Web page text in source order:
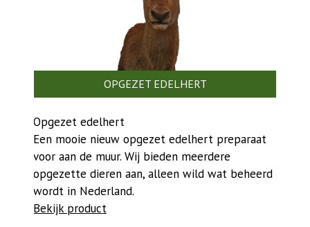
OPGEZET EDELHERT
Opgezet edelhert
Een mooie nieuw opgezet edelhert preparaat
voor aan de muur. Wij bieden meerdere
opgezette dieren aan, alleen wild wat beheerd
wordt in Nederland.
Bekijk product